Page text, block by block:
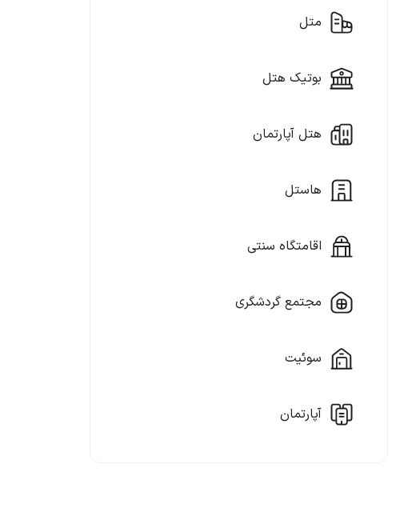
متل
بوتیک هتل
هتل آپارتمان
هاستل
اقامتگاه سنتی
مجتمع گردشگری
سوئیت
آپارتمان